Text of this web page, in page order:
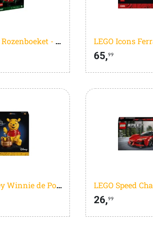
LEGO Icons Rozenboeket - Botanical Collection - 10328
65,99
LEGO Disney Winnie de Poeh - 43300
26,99